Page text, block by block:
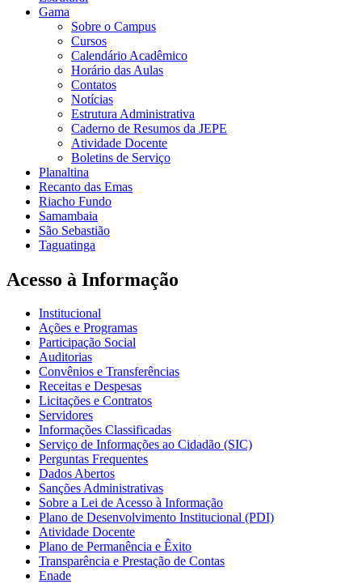
Gama
Sobre o Campus
Cursos
Calendário Acadêmico
Horário das Aulas
Contatos
Notícias
Estrutura Administrativa
Caderno de Resumos da JEPE
Atividade Docente
Boletins de Serviço
Planaltina
Recanto das Emas
Riacho Fundo
Samambaia
São Sebastião
Taguatinga
Acesso à Informação
Institucional
Ações e Programas
Participação Social
Auditorias
Convênios e Transferências
Receitas e Despesas
Licitações e Contratos
Servidores
Informações Classificadas
Serviço de Informações ao Cidadão (SIC)
Perguntas Frequentes
Dados Abertos
Sanções Administrativas
Sobre a Lei de Acesso à Informação
Plano de Desenvolvimento Institucional (PDI)
Atividade Docente
Plano de Permanência e Êxito
Transparência e Prestação de Contas
Enade